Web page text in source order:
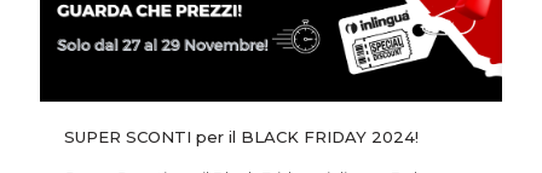
SUPER SCONTI per il BLACK FRIDAY 2024!